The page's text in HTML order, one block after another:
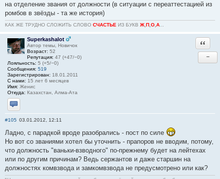
на отделение звания от должности (в ситуации с переаттестацией из
ромбов в звёзды - та же история)
КАК ЖЕ ТРУДНО СЛОЖИТЬ СЛОВО СЧАСТЬЕ ИЗ БУКВ Ж,П,О,А...
Superkashalot
Автор темы, Новичок
Возраст: 52
Репутация: 47 (+47/−0)
Лояльность: 5 (+5/−0)
Сообщения: 519
Зарегистрирован: 18.01.2011
С нами: 15 лет 6 месяцев
Имя: Женис
Откуда: Казахстан, Алма-Ата
Отправить личное сообщение
−
#105 03.01.2012, 12:11
Ладно, с парадкой вроде разобрались - пост по силе
Но вот со званиями хотел бы уточнить - прапоров не вводим, потому,
что должность "ваньки-взводного" по-прежнему будет на лейтехах
или по другим причинам? Ведь сержантов и даже старшин на
должностях комвзвода и замкомвзвода не предусмотрено или как?